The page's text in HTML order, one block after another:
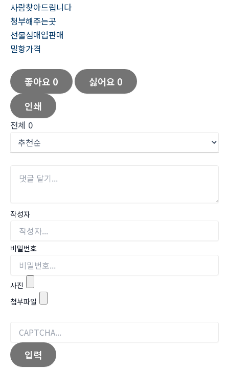
사람찾아드립니다
청부해주는곳
선불심매입판매
밀항가격
좋아요 0 싫어요 0
인쇄
전체 0
작성자
비밀번호
사진
첨부파일